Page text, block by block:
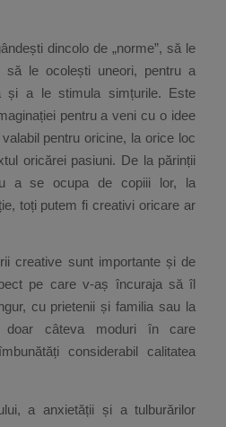
dincolo de „norme”, să le
le ocolești uneori, pentru a
și a le stimula simțurile. Este
pentru a veni cu o idee
pentru oricine, la orice loc
oricărei pasiuni. De la părinții
a se ocupa de copiii lor, la
toți putem fi creativi oricare ar
creative sunt importante și de
pe care v-aș încuraja să îl
cu prietenii și familia sau la
câteva moduri în care
considerabil calitatea
a anxietății și a tulburărilor